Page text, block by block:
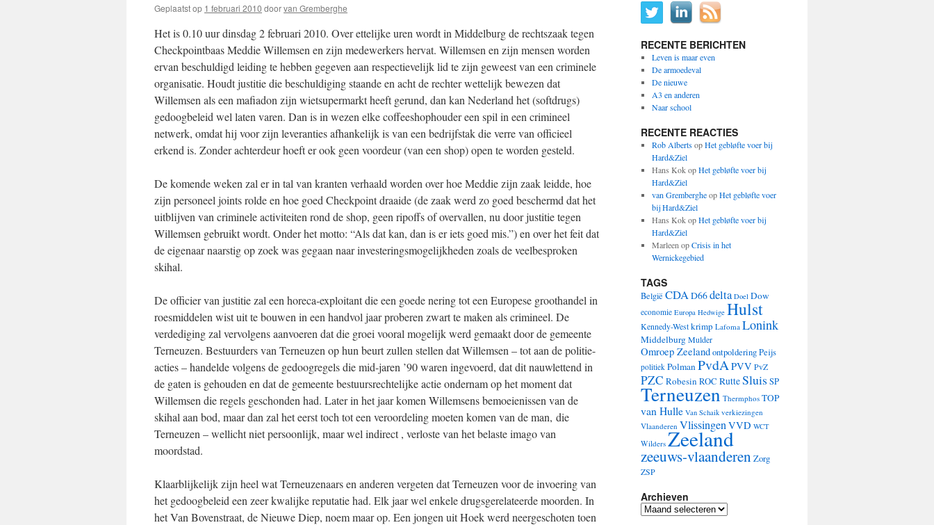
Geplaatst op 1 februari 2010 doorvan Gremberghe
Het is 0.10 uur dinsdag 2 februari 2010. Over ettelijke uren wordt in Middelburg de rechtszaak tegen
Checkpointbaas Meddie Willemsen en zijn medewerkers hervat. Willemsen en zijn mensen worden
ervan beschuldigd leiding te hebben gegeven aan respectievelijk lid te zijn geweest van een criminele
organisatie. Houdt justitie die beschuldiging staande en acht de rechter wettelijk bewezen dat
Willemsen als een mafiadon zijn wietsupermarkt heeft gerund, dan kan Nederland het (softdrugs)
gedoogbeleid wel laten varen. Dan is in wezen elke coffeeshophouder een spil in een crimineel
netwerk, omdat hij voor zijn leveranties afhankelijk is van een bedrijfstak die verre van officieel
erkend is. Zonder achterdeur hoeft er ook geen voordeur (van een shop) open te worden gesteld.
De komende weken zal er in tal van kranten verhaald worden over hoe Meddie zijn zaak leidde, hoe
zijn personeel joints rolde en hoe goed Checkpoint draaide (de zaak werd zo goed beschermd dat het
uitblijven van criminele activiteiten rond de shop, geen ripoffs of overvallen, nu door justitie tegen
Willemsen gebruikt wordt. Onder het motto: “Als dat kan, dan is er iets goed mis.”) en over het feit dat
de eigenaar naarstig op zoek was gegaan naar investeringsmogelijkheden zoals de veelbesproken
skihal.
De officier van justitie zal een horeca-exploitant die een goede nering tot een Europese groothandel in
roesmiddelen wist uit te bouwen in een handvol jaar proberen zwart te maken als crimineel. De
verdediging zal vervolgens aanvoeren dat die groei vooral mogelijk werd gemaakt door de gemeente
Terneuzen. Bestuurders van Terneuzen op hun beurt zullen stellen dat Willemsen – tot aan de politie-
acties – handelde volgens de gedoogregels die mid-jaren ’90 waren ingevoerd, dat dit nauwlettend in
de gaten is gehouden en dat de gemeente bestuursrechtelijke actie ondernam op het moment dat
Willemsen die regels geschonden had. Later in het jaar komen Willemsens bemoeienissen van de
skihal aan bod, maar dan zal het eerst toch tot een veroordeling moeten komen van de man, die
Terneuzen – wellicht niet persoonlijk, maar wel indirect , verloste van het belaste imago van
moordstad.
Klaarblijkelijk zijn heel wat Terneuzenaars en anderen vergeten dat Terneuzen voor de invoering van
het gedoogbeleid een zeer kwalijke reputatie had. Elk jaar wel enkele drugsgerelateerde moorden. In
het Van Bovenstraat, de Nieuwe Diep, noem maar op. Een jongen uit Hoek werd neergeschoten toen
RECENTE BERICHTEN
Leven is maar even
De armoedeval
De nieuwe
A3 en anderen
Naar school
RECENTE REACTIES
Rob AlbertsopHet gebløfte voer bij
Hard&Ziel
Hans KokopHet gebløfte voer bij
Hard&Ziel
van GrembergheopHet gebløfte voer
bij Hard&Ziel
Hans KokopHet gebløfte voer bij
Hard&Ziel
Marleen opCrisis in het
Wernickegebied
TAGS
België CDAD66delta Doel Dow
economie Europa Hedwige Hulst
Kennedy-Westkrimp Lafoma Lonink
MiddelburgMulder
Omroep ZeelandontpolderingPeijs
politiek PolmanPvdAPVV PvZ
PZC Robesin ROC RutteSluis SP
Terneuzen Thermphos TOP
van Hulle Van Schaik verkiezingen
Vlaanderen VlissingenVVD WCT
Wilders Zeeland
zeeuws-vlaanderen Zorg
ZSP
Archieven
Archieven